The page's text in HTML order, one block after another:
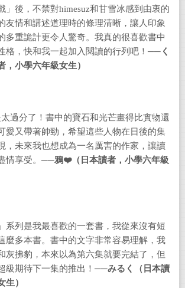
」後，不禁對himesuz和甘雪冰感到由衷的
友情和講述道理時的條理清晰，讓人印象
多重詭計更令人驚奇。我真的很喜歡書中
格，快和我一起加入閱讀的行列吧！── く
，小學六年級女生）
過分了！書中的寶石和光芒畫得比實物還
愛又帶著帥勁，希望這些人物在日後的集
，未來我也想成為一名厲害的作家，讓讀
情享受。 ──鴉❤️（日本讀者，小學六年級
系列是我最喜歡的一套書，我從來沒有短
麼多本書。書中的文字非常容易理解，我
灰拂豹，本來以為第六集就要完結了，但
級期待下一集的推出！ ──みるく（日本讀
生）